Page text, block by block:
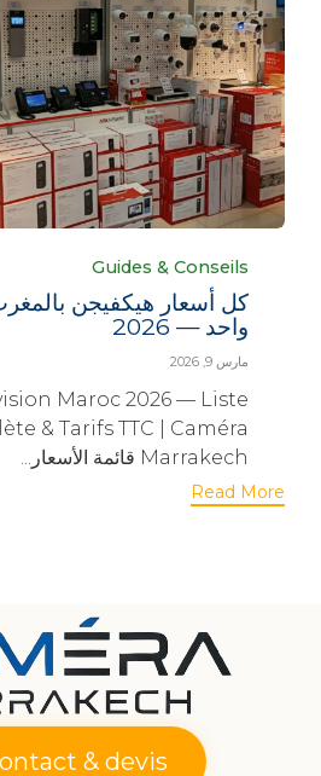
Category
Guides & Conseils
كل أسعار هيكفيجن
واحد — 2026
مارس 9, 2026
Maroc 2026 — Liste
& Tarifs TTC | Caméra
Marrakech قائمة الأسعار...
Read More
& devis